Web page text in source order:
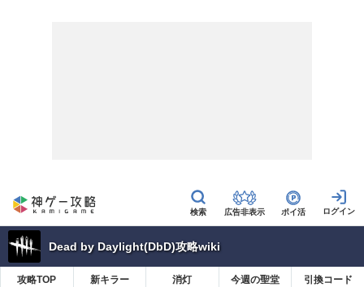
広告非表示 ポイ活
Dead by Daylight(DbD)攻略wiki
攻略TOP 新キラー 消灯 今週の聖堂 引換コード